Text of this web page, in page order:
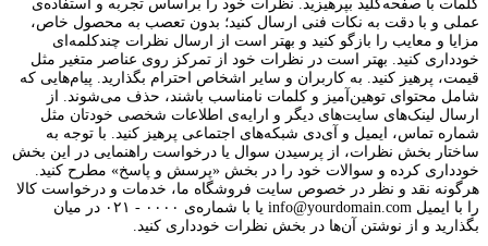
کلمات با صفحه‌کلید بپرهیزید. نظرات خود را براساس تجربه و استفاده‌ی
عملی و با دقت به نکات فنی ارسال کنید؛ بدون تعصب به محصول خاص،
مزایا و معایب را بازگو کنید و بهتر است از ارسال نظرات چندکلمه‌‌ای
خودداری کنید. بهتر است در نظرات خود از تمرکز روی عناصر متغیر مثل
قیمت، پرهیز کنید. به کاربران و سایر اشخاص احترام بگذارید. پیام‌هایی که
شامل محتوای توهین‌آمیز و کلمات نامناسب باشند، حذف می‌شوند. از
ارسال لینک‌های سایت‌های دیگر و ارایه‌ی اطلاعات شخصی خودتان مثل
شماره تماس، ایمیل و آی‌دی شبکه‌های اجتماعی پرهیز کنید. با توجه به
ساختار بخش نظرات، از پرسیدن سوال یا درخواست راهنمایی در این بخش
خودداری کرده و سوالات خود را در بخش «پرسش و پاسخ» مطرح کنید.
هرگونه نقد و نظر در خصوص سایت فروشگاه ما، خدمات و درخواست کالا
را با ایمیل info@yourdomain.com یا با شماره‌ی ۰۰۰۰ - ۰۲۱ در میان
بگذارید و از نوشتن آن‌ها در بخش نظرات خودداری کنید.